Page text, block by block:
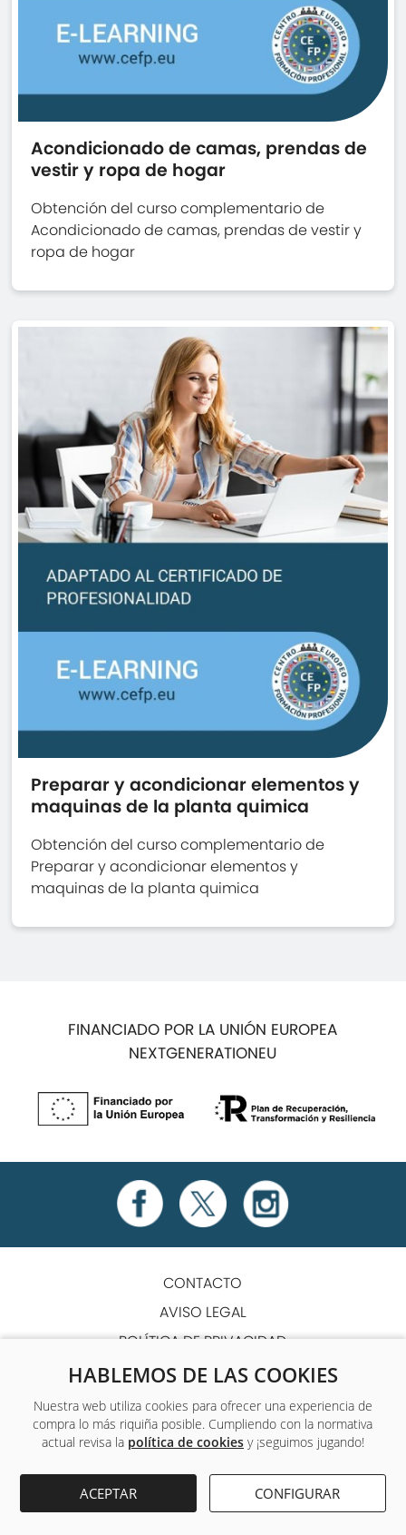
HABLEMOS DE LAS COOKIES
Nuestra web utiliza cookies para ofrecer una experiencia de
compra lo más riquiña posible. Cumpliendo con la normativa
actual revisa la política de cookiesy ¡seguimos jugando!
ACEPTAR CONFIGURAR
Acondicionado de camas, prendas de
vestir y ropa de hogar
Obtención del curso complementario de
Acondicionado de camas, prendas de vestir y
ropa de hogar
Preparar y acondicionar elementos y
maquinas de la planta quimica
Obtención del curso complementario de
Preparar y acondicionar elementos y
maquinas de la planta quimica
FINANCIADO POR LA UNIÓN EUROPEA
NEXTGENERATIONEU
CONTACTO
AVISO LEGAL
POLÍTICA DE PRIVACIDAD
POLÍTICA DE COOKIES
TÉRMINOS Y CONDICIONES
ACCESIBILIDAD
Único centro de formación y empleo que ofrece a sus
alumnos formación complementaria gratuita.